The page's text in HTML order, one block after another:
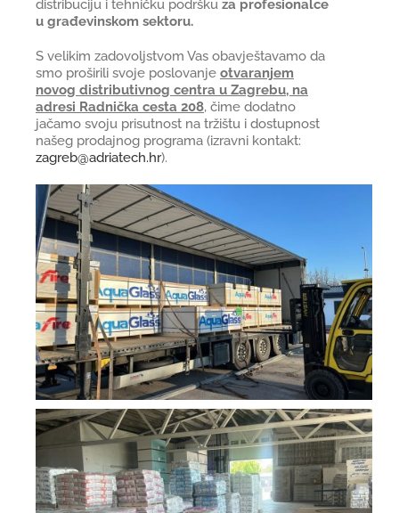
distribuciju i tehničku podršku za profesionalce
u građevinskom sektoru.
S velikim zadovoljstvom Vas obavještavamo da
smo proširili svoje poslovanje otvaranjem
novog distributivnog centra u Zagrebu, na
adresi Radnička cesta 208, čime dodatno
jačamo svoju prisutnost na tržištu i dostupnost
našeg prodajnog programa (izravni kontakt:
zagreb@adriatech.hr).